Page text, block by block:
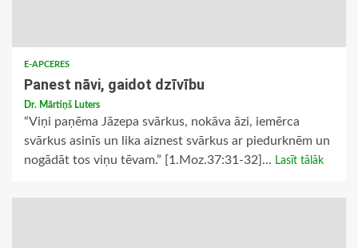
E-APCERES
Panest nāvi, gaidot dzīvību
Dr. Mārtiņš Luters
“Viņi paņēma Jāzepa svārkus, nokāva āzi, iemērca
svārkus asinīs un lika aiznest svārkus ar piedurknēm un
nogādāt tos viņu tēvam.” [1.Moz.37:31-32]... Lasīt tālāk